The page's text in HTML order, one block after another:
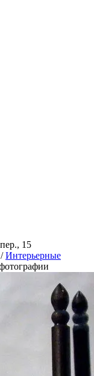
15
/ Интерьерные